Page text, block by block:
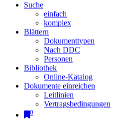
Suche
einfach
komplex
Blättern
Dokumenttypen
Nach DDC
Personen
Bibliothek
Online-Katalog
Dokumente einreichen
Leitlinien
Vertragsbedingungen
0